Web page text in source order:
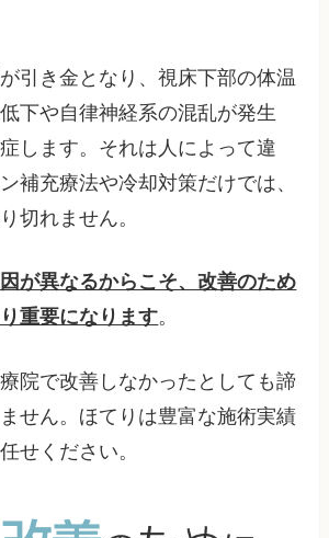
引き金となり、視床下部の体温
下や自律神経系の混乱が発生
します。それは人によって違
補充療法や冷却対策だけでは、
切れません。
が異なるからこそ、改善のため
重要になります。
院で改善しなかったとしても諦
せん。ほてりは豊富な施術実績
せください。